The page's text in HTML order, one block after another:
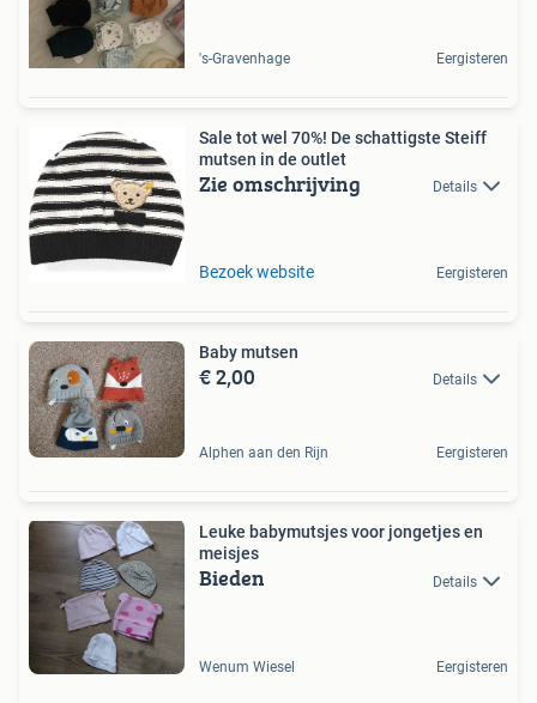
's-Gravenhage Eergisteren
Sale tot wel 70%! De schattigste Steiff
mutsen in de outlet
Zie omschrijving Details
Bezoek website Eergisteren
Baby mutsen
€ 2,00 Details
Alphen aan den Rijn Eergisteren
Leuke babymutsjes voor jongetjes en
meisjes
Bieden Details
Wenum Wiesel Eergisteren